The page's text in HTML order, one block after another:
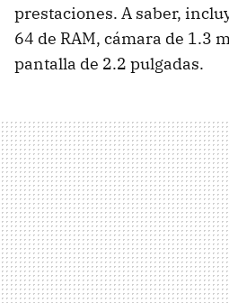
prestaciones. A saber,
64 de RAM, cámara de 1.3
pantalla de 2.2 pulgadas.